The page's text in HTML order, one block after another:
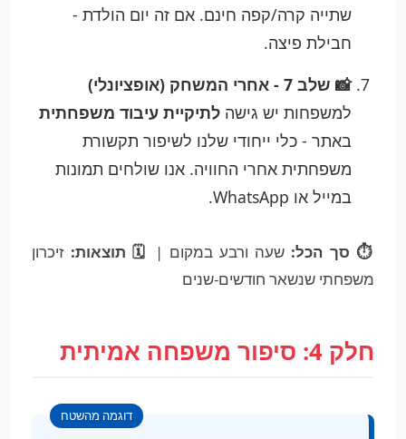
שתייה קרה/קפה חינם. אם זה יום הולדת -
חבילת פיצה.
📸 שלב 7 - אחרי המשחק (אופציונלי)
למשפחות יש גישה לתיקיית עיבוד משפחתית
באתר - כלי ייחודי שלנו לשיפור תקשורת
משפחתית אחרי החוויה. אנו שולחים תמונות
במייל או WhatsApp.
⏱️ סך הכל: שעה ורבע במקום | 🗓️ תוצאות: זיכרון
משפחתי שנשאר חודשים-שנים
חלק 4: סיפור משפחה אמיתית